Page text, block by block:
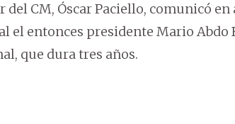
CM, Óscar Paciello, comunicó en
el entonces presidente Mario
que dura tres años.